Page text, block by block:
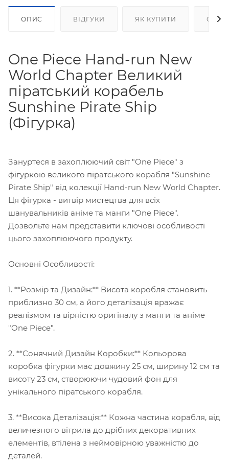
ОПИС ВІДГУКИ ЯК КУПИТИ
One Piece Hand-run New
World Chapter Великий
піратський корабель
Sunshine Pirate Ship
(Фігурка)
Зануртеся в захоплюючий світ "One Piece" з
фігуркою великого піратського корабля "Sunshine
Pirate Ship" від колекції Hand-run New World Chapter.
Ця фігурка - витвір мистецтва для всіх
шанувальників аніме та манги "One Piece".
Дозвольте нам представити ключові особливості
цього захоплюючого продукту.
Основні Особливості:
1. **Розмір та Дизайн:** Висота коробля становить
приблизно 30 см, а його деталізація вражає
реалізмом та вірністю оригіналу з манги та аніме
"One Piece".
2. **Сонячний Дизайн Коробки:** Кольорова
коробка фігурки має довжину 25 см, ширину 12 см та
висоту 23 см, створюючи чудовий фон для
унікального піратського корабля.
3. **Висока Деталізація:** Кожна частина корабля, від
величезного вітрила до дрібних декоративних
елементів, втілена з неймовірною уважністю до
деталей.